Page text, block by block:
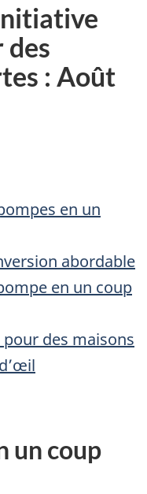
des
: Août
en un
abordable
en un coup
des maisons
un coup